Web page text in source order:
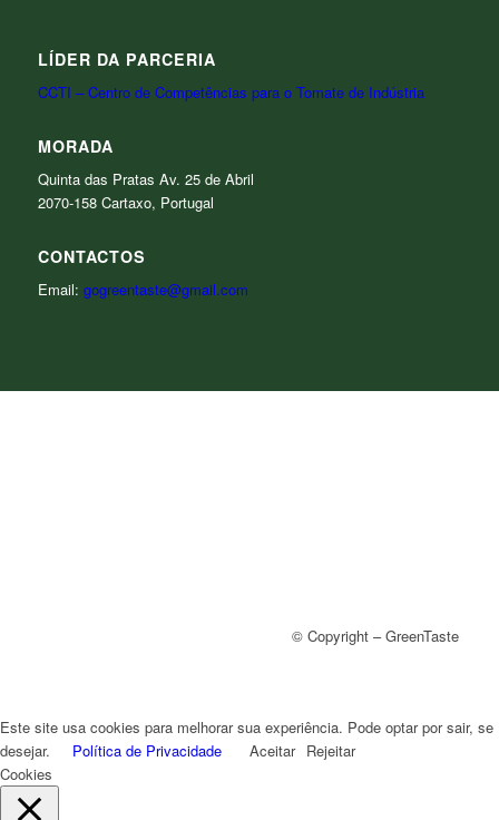
LÍDER DA PARCERIA
CCTI – Centro de Competências para o Tomate de Indústria
MORADA
Quinta das Pratas Av. 25 de Abril
2070-158 Cartaxo, Portugal
CONTACTOS
Email: gogreentaste@gmail.com
© Copyright – GreenTaste
Este site usa cookies para melhorar sua experiência. Pode optar por sair, se
desejar.
Política de Privacidade Aceitar Rejeitar
Cookies